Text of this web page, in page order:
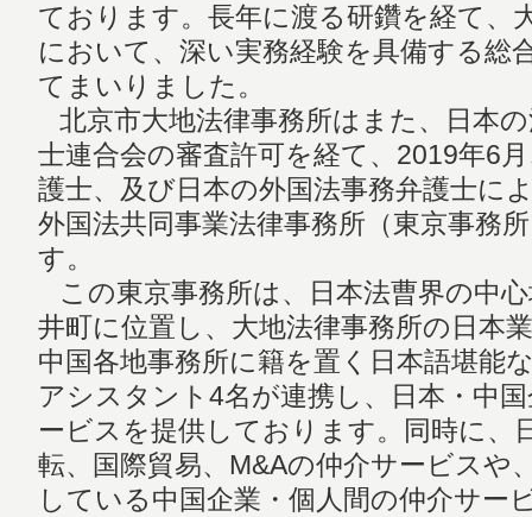
ております。長年に渡る研鑽を経て、
において、深い実務経験を具備する総
てまいりました。
北京市大地法律事務所はまた、日本
士連合会の審査許可を経て、2019年6
護士、及び日本の外国法事務弁護士に
外国法共同事業法律事務所（東京事務
す。
この東京事務所は、日本法曹界の中
井町に位置し、大地法律事務所の日本
中国各地事務所に籍を置く日本語堪能
アシスタント4名が連携し、日本・中
ービスを提供しております。同時に、
転、国際貿易、M&Aの仲介サービスや
している中国企業・個人間の仲介サー